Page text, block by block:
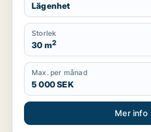
Lägenhet
Storlek
30 m2
Max. per månad
5 000 SEK
Mer info